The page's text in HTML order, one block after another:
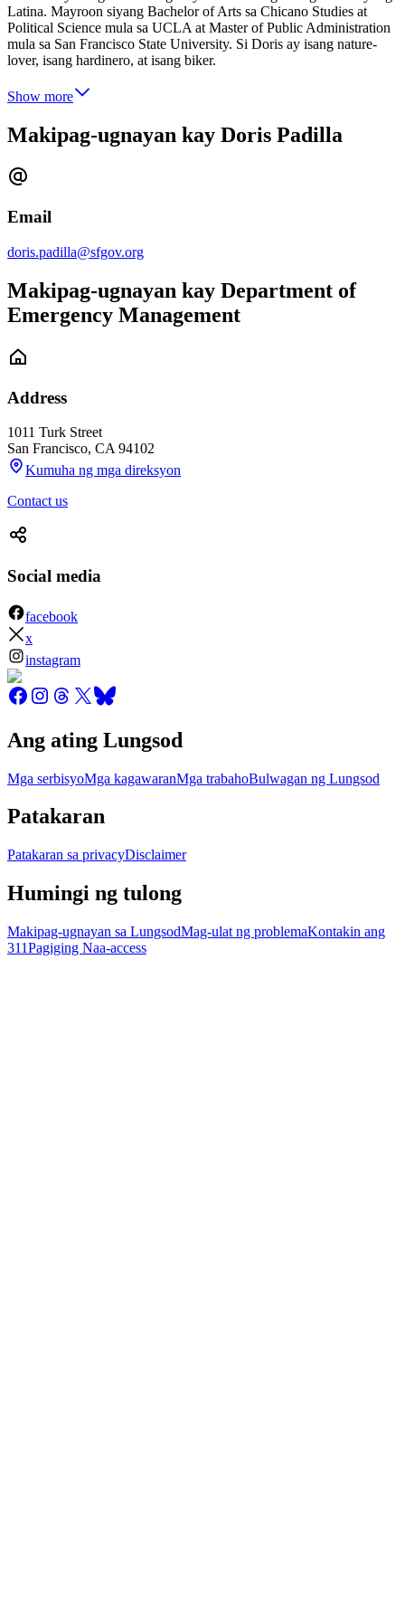
Latina. Mayroon siyang Bachelor of Arts sa Chicano Studies at
Political Science mula sa UCLA at Master of Public Administration
mula sa San Francisco State University. Si Doris ay isang nature-
lover, isang hardinero, at isang biker.
Show more
Makipag-ugnayan kay Doris Padilla
Email
doris.padilla@sfgov.org
Makipag-ugnayan kay Department of
Emergency Management
Address
1011 Turk Street
San Francisco, CA 94102
Kumuha ng mga direksyon
Contact us
Social media
facebook
x
instagram
Ang ating Lungsod
Mga serbisyoMga kagawaranMga trabahoBulwagan ng Lungsod
Patakaran
Patakaran sa privacyDisclaimer
Humingi ng tulong
Makipag-ugnayan sa LungsodMag-ulat ng problemaKontakin ang
311Pagiging Naa-access